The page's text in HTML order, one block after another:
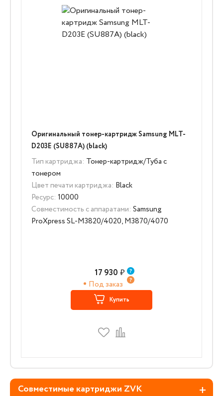
Оригинальный тонер-картридж Samsung MLT-
D203E (SU887A) (black)
Тип картриджа: Тонер-картридж/Туба с
тонером
Цвет печати картриджа: Black
Ресурс: 10000
Совместимость с аппаратами: Samsung
ProXpress SL-M3820/4020, M3870/4070
17 930 ₽
Под заказ
Купить
Совместимые картриджи ZVK